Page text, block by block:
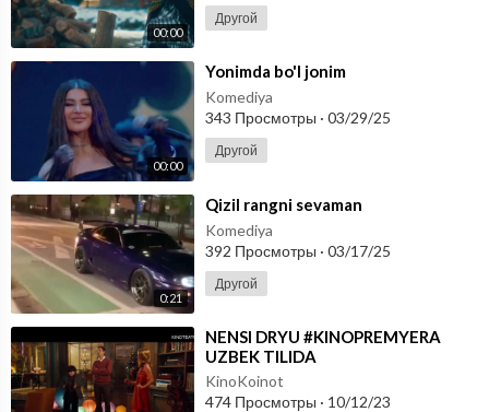
00:00
Другой
00:00
⁣Yonimda bo'l jonim
Komediya
343 Просмотры · 03/29/25
Другой
0:21
⁣Qizil rangni sevaman
Komediya
392 Просмотры · 03/17/25
Другой
⁣NENSI DRYU #KINOPREMYERA
UZBEK TILIDA
KinoKoinot
474 Просмотры · 10/12/23